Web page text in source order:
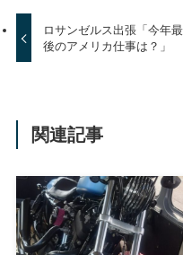
ロサンゼルス出張「今年最
後のアメリカ仕事は？」
関連記事